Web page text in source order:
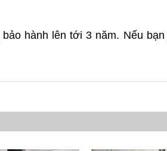
hành lên tới 3 năm. Nếu bạn